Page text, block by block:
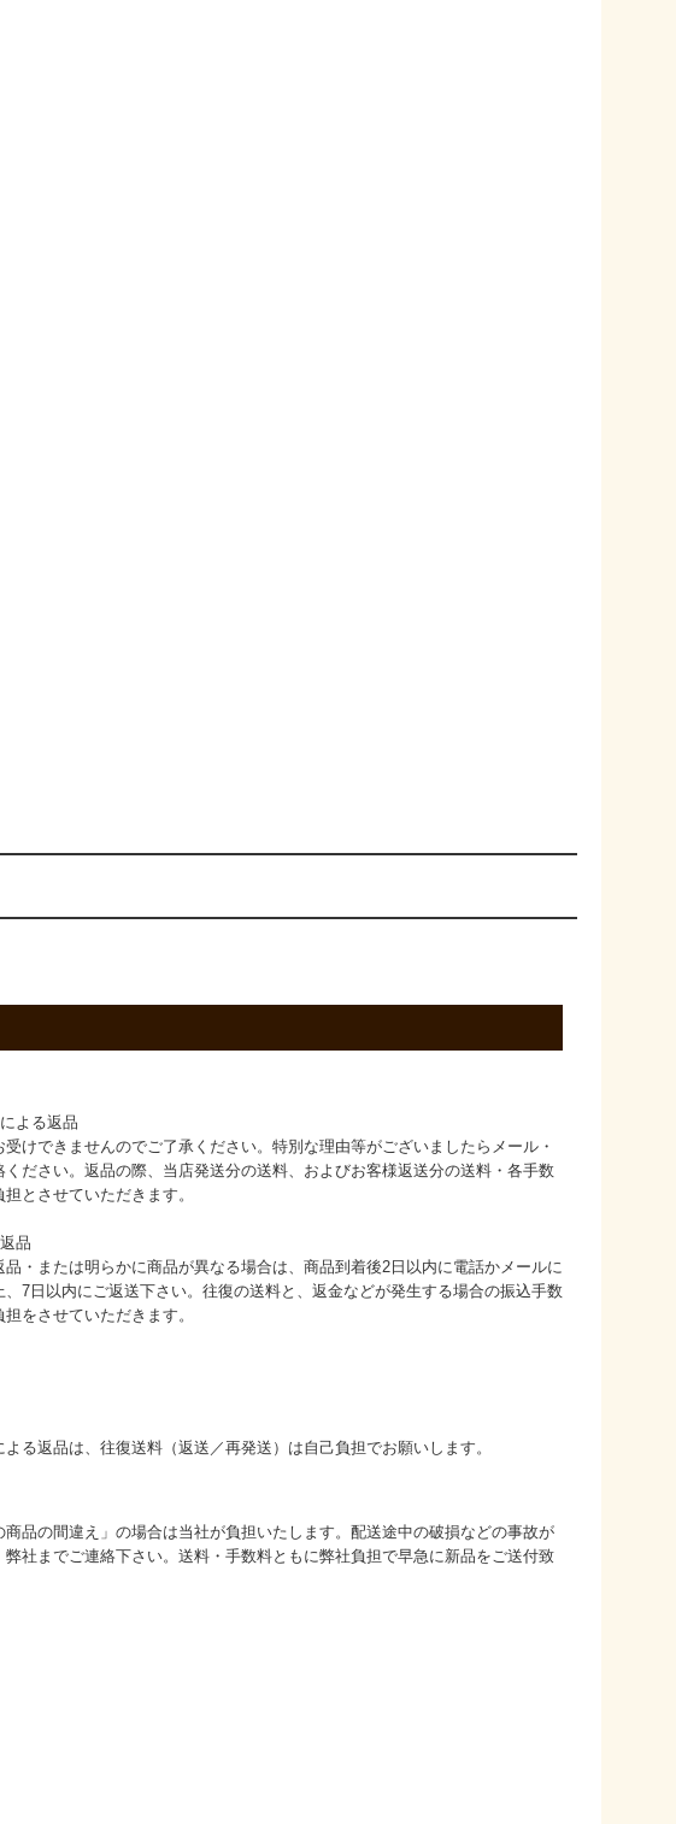
よる返品
けできませんのでご了承ください。特別な理由等がございましたらメール・
ください。返品の際、当店発送分の送料、およびお客様返送分の送料・各手数
とさせていただきます。
品
品・または明らかに商品が異なる場合は、商品到着後2日以内に電話かメールに
、7日以内にご返送下さい。往復の送料と、返金などが発生する場合の振込手数
をさせていただきます。
よる返品は、往復送料（返送／再発送）は自己負担でお願いします。
商品の間違え」の場合は当社が負担いたします。配送途中の破損などの事故が
弊社までご連絡下さい。送料・手数料ともに弊社負担で早急に新品をご送付致